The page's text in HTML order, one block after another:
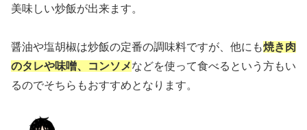
美味しい炒飯が出来ます。
醤油や塩胡椒は炒飯の定番の調味料ですが、他にも焼き肉
のタレや味噌、コンソメなどを使って食べるという方もい
るのでそちらもおすすめとなります。